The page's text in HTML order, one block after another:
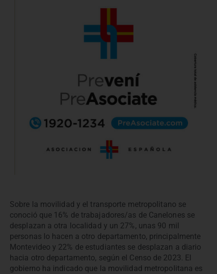
Sobre la movilidad y el transporte metropolitano se
conoció que 16% de trabajadores/as de Canelones se
desplazan a otra localidad y un 27%, unas 90 mil
personas lo hacen a otro departamento, principalmente
Montevideo y 22% de estudiantes se desplazan a diario
hacia otro departamento, según el Censo de 2023. El
gobierno ha indicado que la movilidad metropolitana es